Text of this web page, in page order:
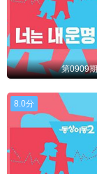
第0909期
8.0分